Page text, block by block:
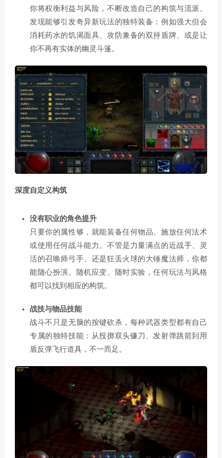
你将权衡利益与风险，不断改造自己的构筑与流派。
发现能够引发奇异新玩法的独特装备：例如强大但会
消耗药水的饥渴面具、攻防兼备的双持盾牌、或是让
你不再有实体的幽灵斗篷。
深度自定义构筑
没有职业的角色提升
只要你的属性够，就能装备任何物品、施放任何法术
或使用任何战斗能力。不管是力量满点的近战手、灵
活的召唤师弓手、还是狂丢火球的大锤魔法师，你都
能随心扮演。随机应变、随时实验，任何玩法与风格
都可以找到相应的构筑。
战技与物品技能
战斗不只是无脑的按键砍杀，每种武器类型都有自己
专属的独特技能：从投掷双头镰刀、发射弹跳箭到用
盾反弹飞行道具，不一而足。